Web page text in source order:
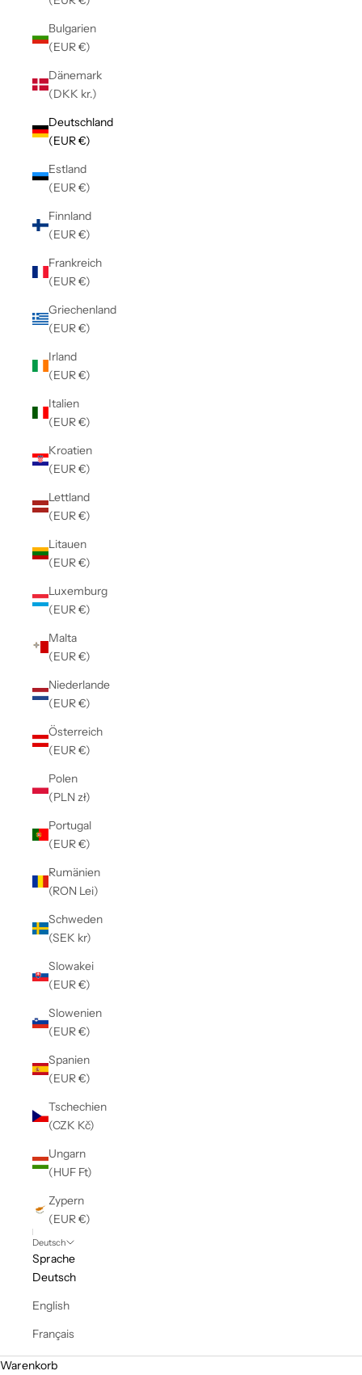
Bulgarien
(EUR €)
Dänemark
(DKK kr.)
Deutschland
(EUR €)
Estland
(EUR €)
Finnland
(EUR €)
Frankreich
(EUR €)
Griechenland
(EUR €)
Irland
(EUR €)
Italien
(EUR €)
Kroatien
(EUR €)
Lettland
(EUR €)
Litauen
(EUR €)
Luxemburg
(EUR €)
Malta
(EUR €)
Niederlande
(EUR €)
Österreich
(EUR €)
Polen
(PLN zł)
Portugal
(EUR €)
Rumänien
(RON Lei)
Schweden
(SEK kr)
Slowakei
(EUR €)
Slowenien
(EUR €)
Spanien
(EUR €)
Tschechien
(CZK Kč)
Ungarn
(HUF Ft)
Zypern
(EUR €)
Deutsch
Sprache
Deutsch
English
Français
Warenkorb